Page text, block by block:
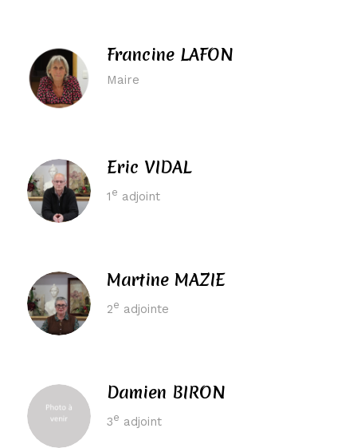
Francine LAFON
Maire
Éric VIDAL
1 e adjoint
Martine MAZIÉ
2e adjointe
Damien BIRON
3e adjoint